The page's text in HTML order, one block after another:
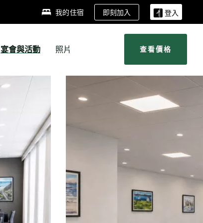
我的住宿 即刻加入 登入
宴會與活動 照片 查看價格